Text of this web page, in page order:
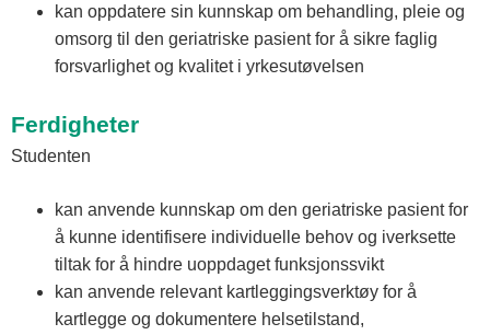
kan oppdatere sin kunnskap om behandling, pleie og
omsorg til den geriatriske pasient for å sikre faglig
forsvarlighet og kvalitet i yrkesutøvelsen
Ferdigheter
Studenten
kan anvende kunnskap om den geriatriske pasient for
å kunne identifisere individuelle behov og iverksette
tiltak for å hindre uoppdaget funksjonssvikt
kan anvende relevant kartleggingsverktøy for å
kartlegge og dokumentere helsetilstand,